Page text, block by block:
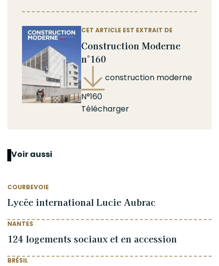
CET ARTICLE EST EXTRAIT DE
Construction Moderne
n°160
construction moderne
N°160
Télécharger
Voir aussi
COURBEVOIE
Lycée international Lucie Aubrac
NANTES
124 logements sociaux et en accession
BRÉSIL